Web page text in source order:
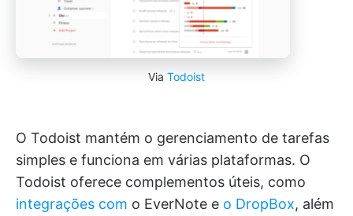
Via Todoist
O Todoist mantém o gerenciamento de tarefas
simples e funciona em várias plataformas. O
Todoist oferece complementos úteis, como
integrações com o EverNote e o DropBox, além